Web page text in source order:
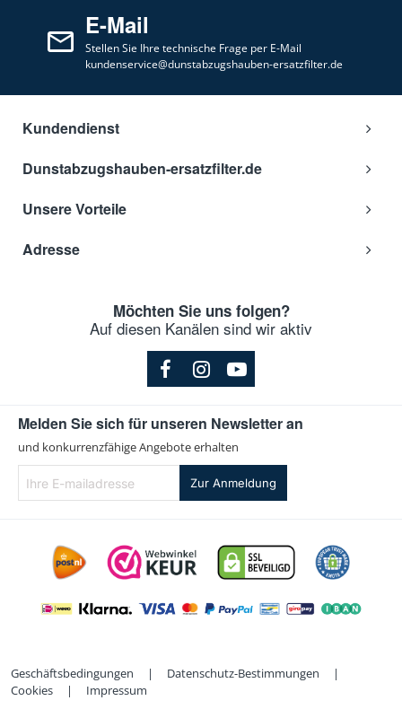
E-Mail
Stellen Sie Ihre technische Frage per E-Mail
kundenservice@dunstabzugshauben-ersatzfilter.de
Kundendienst
Dunstabzugshauben-ersatzfilter.de
Unsere Vorteile
Adresse
Möchten Sie uns folgen?
Auf diesen Kanälen sind wir aktiv
Melden Sie sich für unseren Newsletter an
und konkurrenzfähige Angebote erhalten
E-
mailadresse
Zur Anmeldung
Geschäftsbedingungen | Datenschutz-Bestimmungen
|
Cookies
| Impressum